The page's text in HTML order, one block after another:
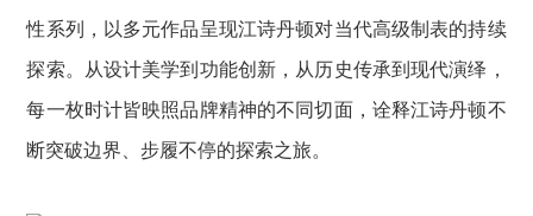
性系列，以多元作品呈现江诗丹顿对当代高级制表的持续
探索。从设计美学到功能创新，从历史传承到现代演绎，
每一枚时计皆映照品牌精神的不同切面，诠释江诗丹顿不
断突破边界、步履不停的探索之旅。